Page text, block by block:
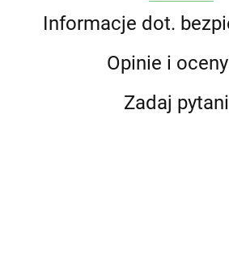
Informacje dot.
Opinie i
Zadaj